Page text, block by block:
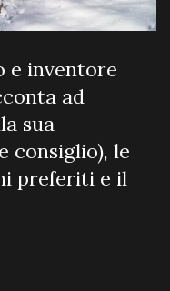
e inventore
ad
sua
consiglio), le
preferiti e il